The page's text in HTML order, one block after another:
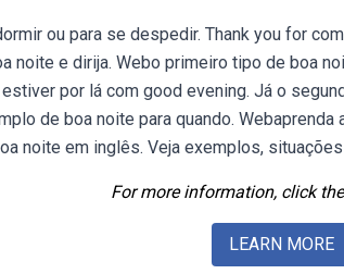
ou para se despedir. Thank you for
noite e dirija. Webo primeiro tipo de boa
por lá com good evening. Já o
de boa noite para quando.
noite em inglês. Veja exemplos,
For more information, click
LEARN MORE